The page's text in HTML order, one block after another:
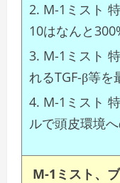
M-1ミスト
10はなんと
M-1ミスト
れるTGF-β等
M-1ミスト
ルで頭皮環境
M-1ミスト、